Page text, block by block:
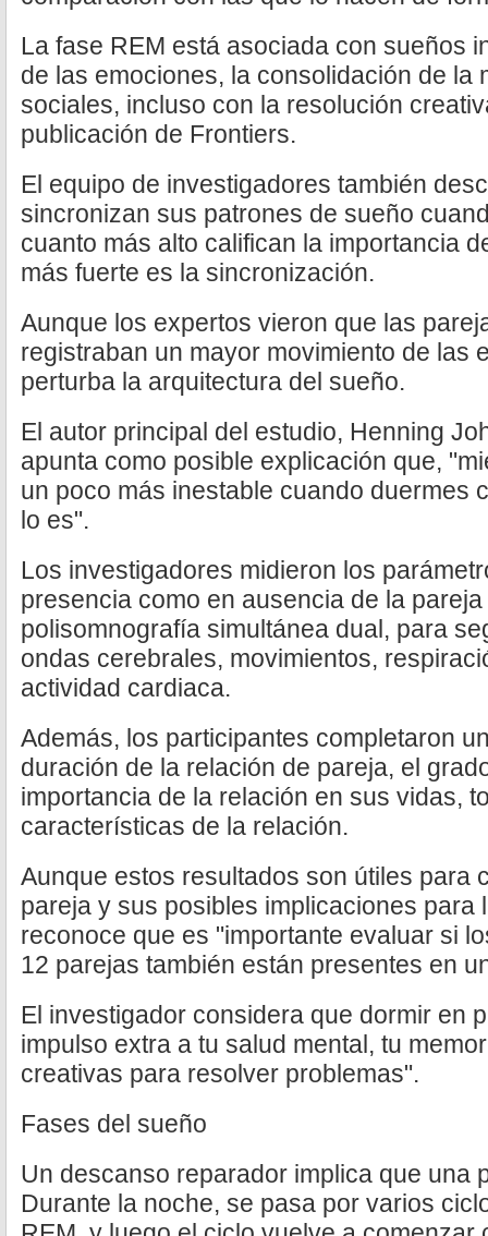
La fase REM está asociada con sueños
de las emociones, la consolidación de la
sociales, incluso con la resolución
publicación de Frontiers.
El equipo de investigadores también
sincronizan sus patrones de sueño
cuanto más alto califican la importancia
más fuerte es la sincronización.
Aunque los expertos vieron que las
registraban un mayor movimiento de las
perturba la arquitectura del sueño.
El autor principal del estudio, Henning
apunta como posible explicación que,
un poco más inestable cuando duermes
lo es".
Los investigadores midieron los
presencia como en ausencia de la
polisomnografía simultánea dual, para
ondas cerebrales, movimientos,
actividad cardiaca.
Además, los participantes completaron
duración de la relación de pareja, el
importancia de la relación en sus vidas,
características de la relación.
Aunque estos resultados son útiles para
pareja y sus posibles implicaciones para
reconoce que es "importante evaluar si
12 parejas también están presentes en
El investigador considera que dormir en
impulso extra a tu salud mental, tu
creativas para resolver problemas".
Fases del sueño
Un descanso reparador implica que una
Durante la noche, se pasa por varios